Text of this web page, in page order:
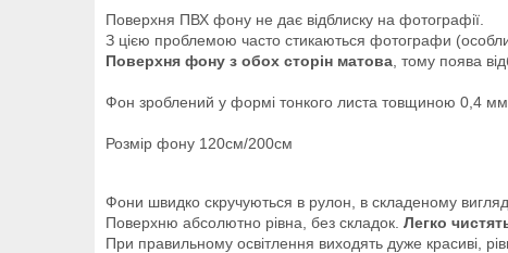
Поверхня ПВХ фону не дає відблиску на фотографії.
З цією проблемою часто стикаються фотографи
Поверхня фону з обох сторін матова , тому поява
Фон зроблений у формі тонкого листа товщиною 0,4 мм.
Розмір фону 120см/200см
Фони швидко скручуються в рулон, в складеному
Поверхню абсолютно рівна, без складок. Легко
При правильному освітлення виходять дуже красиві,